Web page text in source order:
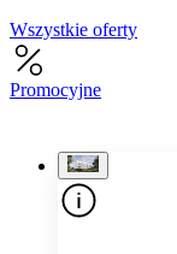
Wszystkie oferty
Promocyjne